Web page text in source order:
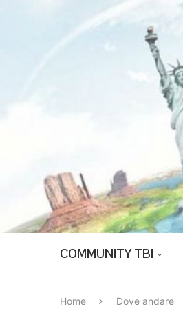
COMMUNITY TBI
Home Dove andare